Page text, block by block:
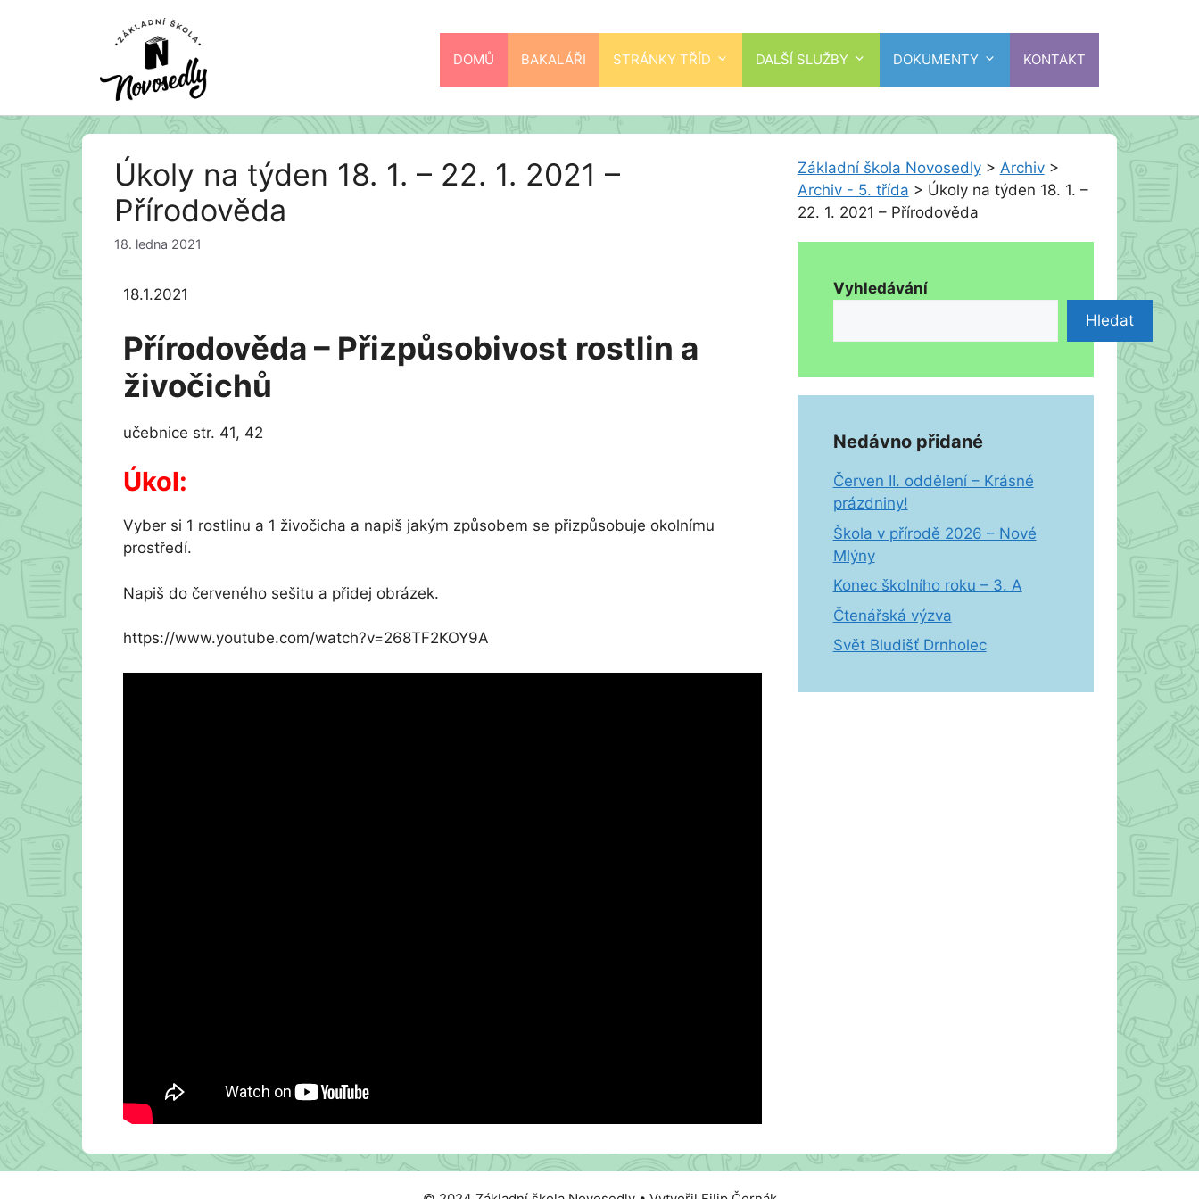
DOMŮ BAKALÁŘI STRÁNKY TŘÍD DALŠÍ SLUŽBY DOKUMENTY KONTAKT
Úkoly na týden 18. 1. – 22. 1. 2021 –
Přírodověda
18. ledna 2021
18.1.2021
Přírodověda – Přizpůsobivost rostlin a
živočichů
učebnice str. 41, 42
Úkol:
Vyber si 1 rostlinu a 1 živočicha a napiš jakým způsobem se přizpůsobuje okolnímu
prostředí.
Napiš do červeného sešitu a přidej obrázek.
https://www.youtube.com/watch?v=268TF2KOY9A
Základní škola Novosedly> Archiv>
Archiv - 5. třída > Úkoly na týden 18. 1. –
22. 1. 2021 – Přírodověda
Vyhledávání
Hledat
Nedávno přidané
Červen II. oddělení – Krásné
prázdniny!
Škola v přírodě 2026 – Nové
Mlýny
Konec školního roku – 3. A
Čtenářská výzva
Svět Bludišť Drnholec